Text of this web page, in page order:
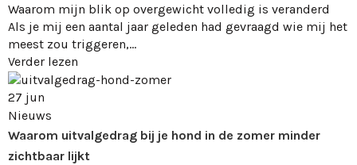
Waarom mijn blik op overgewicht volledig is veranderd
Als je mij een aantal jaar geleden had gevraagd wie mij het
meest zou triggeren,...
Verder lezen
27 jun
Nieuws
Waarom uitvalgedrag bij je hond in de zomer minder
zichtbaar lijkt